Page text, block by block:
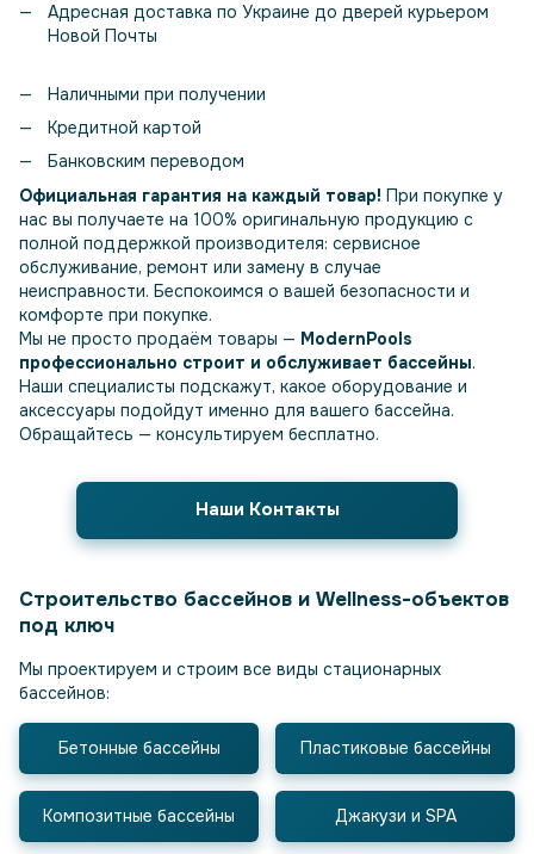
Адресная доставка по Украине до дверей курьером
Новой Почты
Наличными при получении
Кредитной картой
Банковским переводом
Официальная гарантия на каждый товар! При покупке у
нас вы получаете на 100% оригинальную продукцию с
полной поддержкой производителя: сервисное
обслуживание, ремонт или замену в случае
неисправности. Беспокоимся о вашей безопасности и
комфорте при покупке.
Мы не просто продаём товары — ModernPools
профессионально строит и обслуживает бассейны.
Наши специалисты подскажут, какое оборудование и
аксессуары подойдут именно для вашего бассейна.
Обращайтесь — консультируем бесплатно.
Наши Контакты
Строительство бассейнов и Wellness-объектов
под ключ
Мы проектируем и строим все виды стационарных
бассейнов:
Бетонные бассейны Пластиковые бассейны
Композитные бассейны Джакузи и SPA